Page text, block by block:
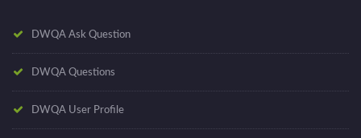
DWQA Ask Question
DWQA Questions
DWQA User Profile